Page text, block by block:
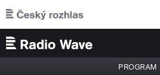
Přejít k hlavnímu obsahu
PROGRAM